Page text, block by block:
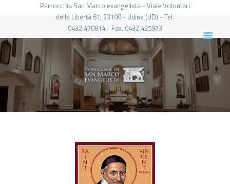
Parrocchia San Marco evangelista - Viale Volontari
della Libertá 61, 33100 - Udine (UD) - Tel.
0432.470814 - Fax. 0432.425973
PARROCCHIA DI SAN MARCO UDINE
HOME
LA PARROCCHIA
IL PARROCO
LE ATTIVITÀ
PIERABECH
FOTO E VIDEO